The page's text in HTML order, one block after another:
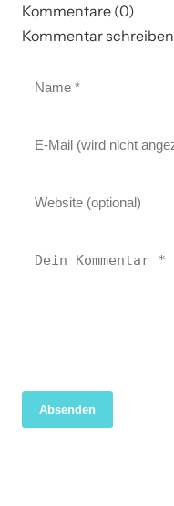
Kommentare (0)
Kommentar schreiben
Absenden